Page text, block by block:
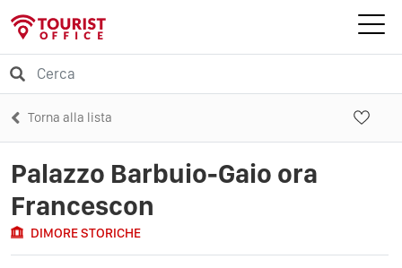
Torna alla lista
Palazzo Barbuio-Gaio ora
Francescon
DIMORE STORICHE